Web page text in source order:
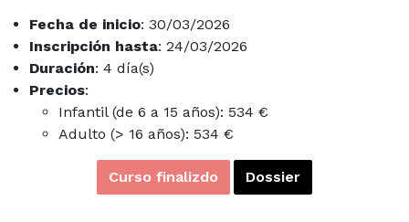
Fecha de inicio: 30/03/2026
Inscripción hasta: 24/03/2026
Duración: 4 día(s)
Precios:
Infantil (de 6 a 15 años): 534 €
Adulto (> 16 años): 534 €
Curso finalizdo Dossier